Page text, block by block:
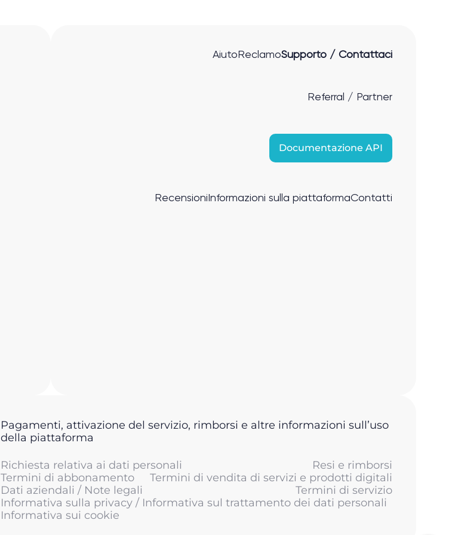
Aiuto ReclamoSupporto / Contattaci
Referral / Partner
Documentazione API
Recensioni Informazioni sulla piattaformaContatti
Pagamenti, attivazione del servizio, rimborsi e altre informazioni sull’uso
della piattaforma
Richiesta relativa ai dati personali
Resi e rimborsi
Termini di abbonamento
Termini di vendita di servizi e prodotti digitali
Dati aziendali / Note legali
Termini di servizio
Informativa sulla privacy / Informativa sul trattamento dei dati personali
Informativa sui cookie